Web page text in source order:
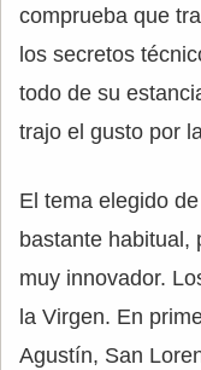
comprueba que
los secretos
todo de su
trajo el gusto por
El tema elegido
bastante habitual,
muy innovador.
la Virgen. En
Agustín, San